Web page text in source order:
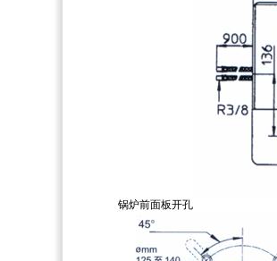
锅炉前面板开孔